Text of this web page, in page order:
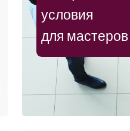
условия
для мастеров